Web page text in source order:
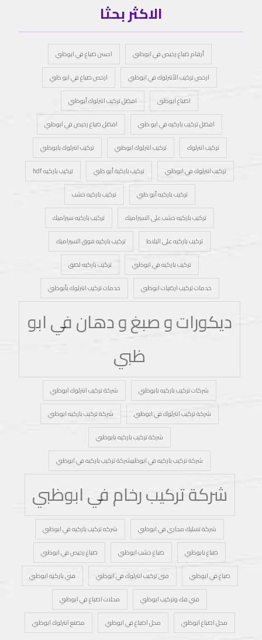
الاكثر بحثا
أرقام صباغ رخيص في ابوظبي
احسن صباغ في ابوظبي
ارخص تركيب الأنترلوك في ابوظبي
ارخص صباغ في ابو ظبي
اصباغ ابوظبى
افضل تركيب انترلوك أبوظبي
افضل تركيب باركيه في ابو ظبي
افضل صباغ رخيص في ابوظبي
تركيب انترلوك
تركيب انترلوك ابوظبي
تركيب انترلوك بابوظبي
تركيب انترلوك في ابوظبي
تركيب باركية أبو ظبي
تركيب باركيه hdf
تركيب باركيه أبو ظبي
تركيب باركيه خشب
تركيب باركيه خشب على السيراميك
تركيب باركيه سيراميك
تركيب باركيه على البلاط
تركيب باركيه فوق السيراميك
تركيب باركيه في ابوظبي
تركيب باركيه لصق
خدمات تركيب ارضيات ابوظبي
خدمات تركيب انترلوك بأبوظبي
ديكورات و صبغ و دهان في ابو
ظبي
شركات تركيب باركيه بابوظبي
شركة تركيب انترلوك ابوظبي
شركة تركيب انترلوك في ابوظبي
شركة تركيب باركيه ابوظبي
شركة تركيب باركيه بابوظبي
شركة تركيب باركيه في ابوظبيشركة تركيب باركيه في ابوظبي
شركة تركيب رخام في ابوظبي
شركة تسليك مجاري في ابوظبي
شركه تركيب باركيه في ابوظبي
صباغ بابوظبي
صباغ خشب ابوظبي
صباغ رخيص في ابوظبي
صباغ في ابوظبي
فنى تركيب انترلوك في ابوظبي
فني باركيه ابوظبي
فني فك وتركيب ابوظبي
محلات اصباغ في ابوظبي
محل اصباغ ابوظبي
محل اصباغ في ابوظبي مصنع انترلوك ابوظبي